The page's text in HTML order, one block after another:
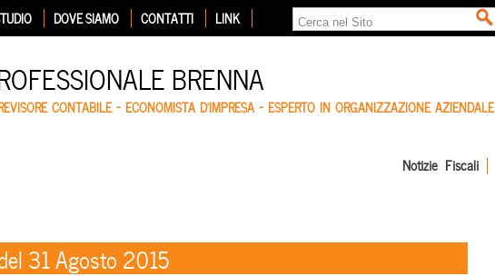
DOVE SIAMO CONTATTI LINK
BRENNA
CONTABILE – ECONOMISTA D'IMPRESA – ESPERTO IN ORGANIZZAZIONE AZIENDALE
Notizie Fiscali
31 Agosto 2015